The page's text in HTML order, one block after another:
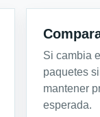
Si cambia
paquetes
mantener
esperada.